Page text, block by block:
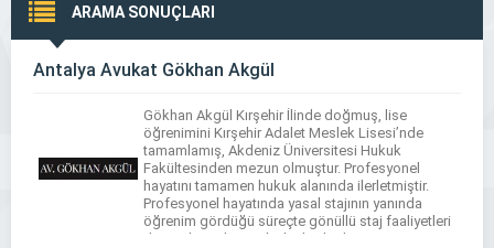
ARAMA SONUÇLARI
Antalya Avukat Gökhan Akgül
Gökhan Akgül Kırşehir İlinde doğmuş, lise
öğrenimini Kırşehir Adalet Meslek Lisesi’nde
tamamlamış, Akdeniz Üniversitesi Hukuk
Fakültesinden mezun olmuştur. Profesyonel
hayatını tamamen hukuk alanında ilerletmiştir.
Profesyonel hayatında yasal stajının yanında
öğrenim gördüğü süreçte gönüllü staj faaliyetleri
de sürdürerek çeşitli alanlarda deneyim